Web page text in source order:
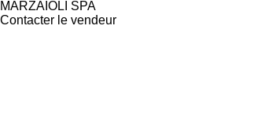
MARZAIOLI SPA
Contacter le vendeur